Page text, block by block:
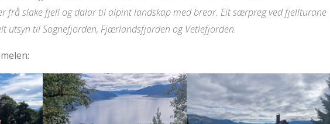
frå slake fjell og dalar til alpint landskap med brear. Eit særpreg ved fjellturane
utsyn til Sognefjorden, Fjærlandsfjorden og Vetlefjorden.